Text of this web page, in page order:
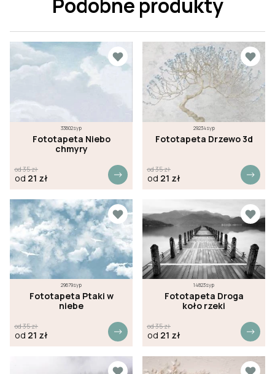
Podobne produkty
33602syp
Fototapeta Niebo
chmyry
od35zł
od 21 zł
29234syp
Fototapeta Drzewo 3d
od35zł
od 21 zł
29679syp
Fototapeta Ptaki w
niebe
od35zł
od 21 zł
14823syp
Fototapeta Droga
koło rzeki
od35zł
od 21 zł